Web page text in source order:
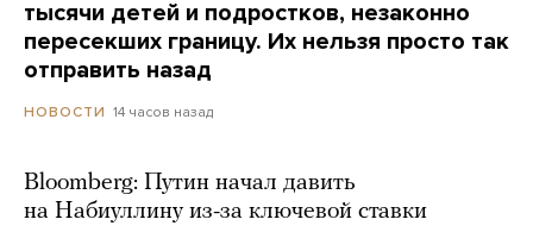
тысячи детей и подростков, незаконно
пересекших границу. Их нельзя просто так
отправить назад
НОВОСТИ 14 часов назад
Bloomberg: Путин начал давить
на Набиуллину из-за ключевой ставки